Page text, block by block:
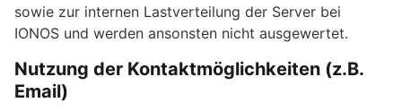
sowie zur internen Lastverteilung der Server bei
IONOS und werden ansonsten nicht ausgewertet.
Nutzung der Kontaktmöglichkeiten (z.B.
Email)